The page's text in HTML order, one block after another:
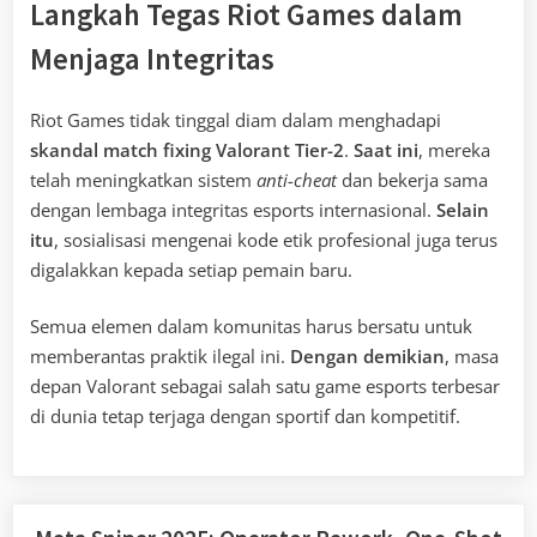
Langkah Tegas Riot Games dalam
Menjaga Integritas
Riot Games tidak tinggal diam dalam menghadapi
skandal match fixing Valorant Tier-2. Saat ini, mereka
telah meningkatkan sistem anti-cheatdan bekerja sama
dengan lembaga integritas esports internasional. Selain
itu, sosialisasi mengenai kode etik profesional juga terus
digalakkan kepada setiap pemain baru.
Semua elemen dalam komunitas harus bersatu untuk
memberantas praktik ilegal ini. Dengan demikian, masa
depan Valorant sebagai salah satu game esports terbesar
di dunia tetap terjaga dengan sportif dan kompetitif.